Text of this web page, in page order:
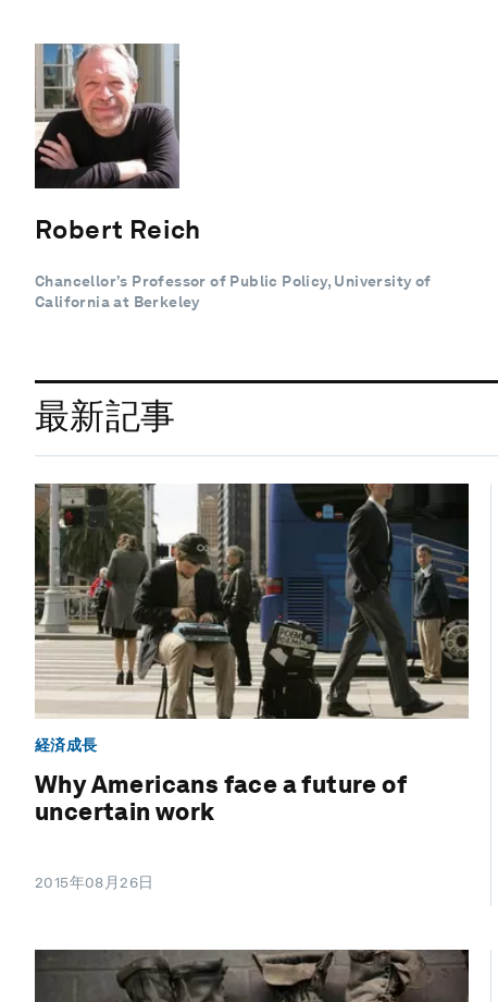
Robert Reich
Chancellor’s Professor of Public Policy, University of
California at Berkeley
最新記事
経済成長
Why Americans face a future of
uncertain work
2015年08月26日